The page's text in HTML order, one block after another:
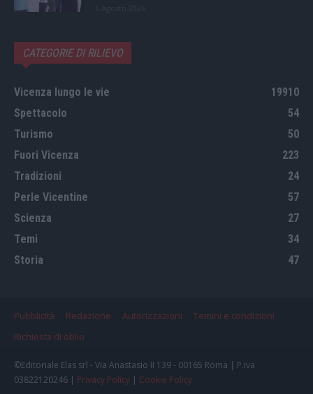
CATEGORIE DI RILIEVO
Vicenza lungo le vie
19910
Spettacolo
54
Turismo
50
Fuori Vicenza
223
Tradizioni
24
Perle Vicentine
57
Scienza
27
Temi
34
Storia
47
Pubblicità Redazione Autorizzazioni
Temini e condizioni
Richiesta di oblio
©Editoriale Elas srl - Via Anastasio II 139 - 00165 Roma | P.iva
03822120246 | Privacy Policy | Cookie Policy